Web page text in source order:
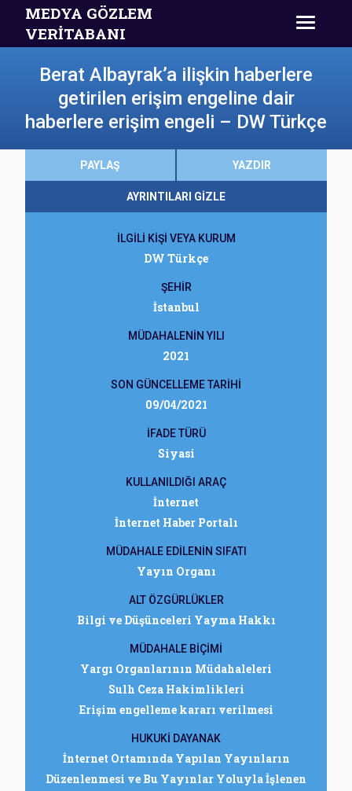
MEDYA GÖZLEM
VERİTABANI
Berat Albayrak’a ilişkin haberlere
getirilen erişim engeline dair
haberlere erişim engeli – DW Türkçe
PAYLAŞ YAZDIR
AYRINTILARI GİZLE
İLGİLİ KİŞİ VEYA KURUM
DW Türkçe
ŞEHİR
İstanbul
MÜDAHALENİN YILI
2021
SON GÜNCELLEME TARİHİ
09/04/2021
İFADE TÜRÜ
Siyasi
KULLANILDIĞI ARAÇ
İnternet
İnternet Haber Portalı
MÜDAHALE EDİLENİN SIFATI
Yayın Organı
ALT ÖZGÜRLÜKLER
Bilgi ve Düşünceleri Yayma Hakkı
MÜDAHALE BİÇİMİ
Yargı Organlarının Müdahaleleri
Sulh Ceza Hakimlikleri
Erişim engelleme kararı verilmesi
HUKUKİ DAYANAK
İnternet Ortamında Yapılan Yayınların
Düzenlenmesi ve Bu Yayınlar Yoluyla İşlenen